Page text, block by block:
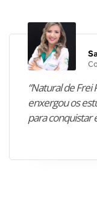
“Natural de Frei
enxergou os
para conquistar